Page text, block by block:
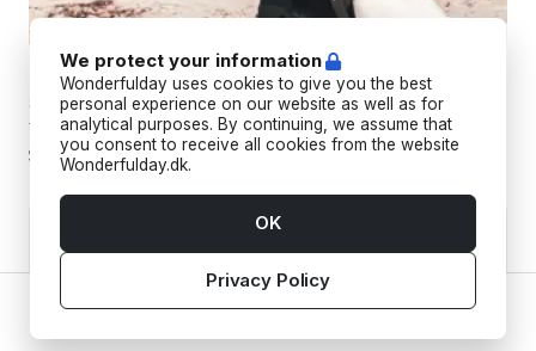
TORC STUDIO
Skab uforglemmelige minder med drømmende fotografi, der
fanger din unikke essens og livets store øjeblikke.
We protect your information
Wonderfulday uses cookies to give you the best
personal experience on our website as well as for
analytical purposes. By continuing, we assume that
you consent to receive all cookies from the website
Wonderfulday.dk.
Privacy Policy
OK